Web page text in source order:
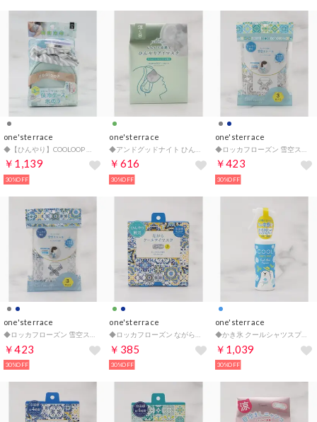
one'sterrace
￥1,139
30%OFF
one'sterrace
￥616
30%OFF
one'sterrace
￥423
30%OFF
one'sterrace
￥423
30%OFF
one'sterrace
￥385
30%OFF
one'sterrace
◆かき氷 クールシャツスプレー【返品不可商品】 （ブルー(993)）
￥1,039
30%OFF